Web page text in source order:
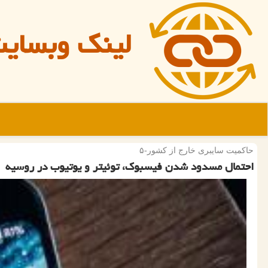
لینک
حاكمیت سایبری خارج از كشور-۵
احتمال مسدود شدن فیسبوك، توئیتر و یوتیوب در روسیه